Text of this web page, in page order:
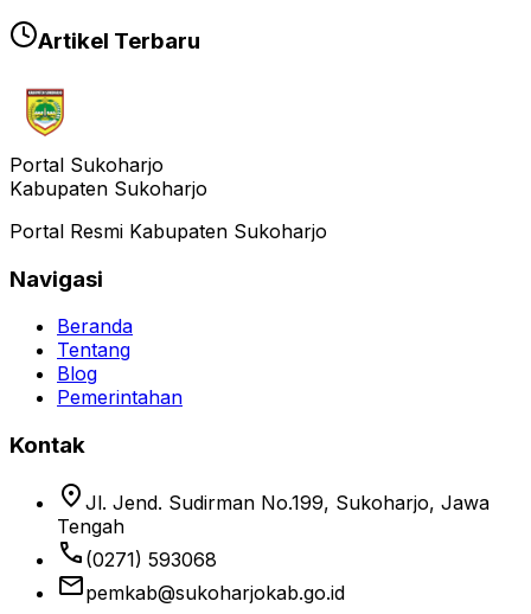
Artikel Terbaru
Portal Sukoharjo
Kabupaten Sukoharjo
Portal Resmi Kabupaten Sukoharjo
Navigasi
Beranda
Tentang
Blog
Pemerintahan
Kontak
location_on Jl. Jend. Sudirman No.199, Sukoharjo, Jawa
Tengah
phone (0271) 593068
emailpemkab@sukoharjokab.go.id